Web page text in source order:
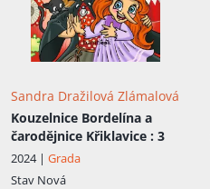
Sandra Dražilová Zlámalová
Kouzelnice Bordelína a
čarodějnice Křiklavice : 3
2024 | Grada
Stav Nová